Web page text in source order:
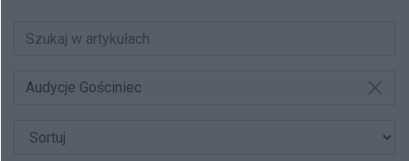
Audycje Gościniec